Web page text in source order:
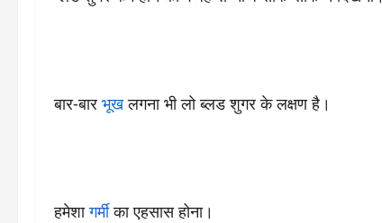
बार-बार भूखलगना भी लो ब्लड शुगर के लक्षण है।
हमेशागर्मीका एहसास होना।